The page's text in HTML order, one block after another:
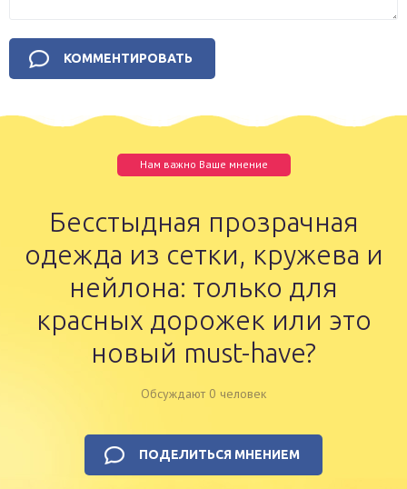
Нам важно Ваше мнение
Бесстыдная прозрачная
одежда из сетки, кружева и
нейлона: только для
красных дорожек или это
новый must-have?
Обсуждают 0 человек
ПОДЕЛИТЬСЯ МНЕНИЕМ